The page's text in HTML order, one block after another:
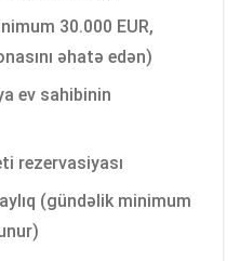
30.000 EUR,
əhatə edən)
ev sahibinin
rezervasiyası
(gündəlik minimum